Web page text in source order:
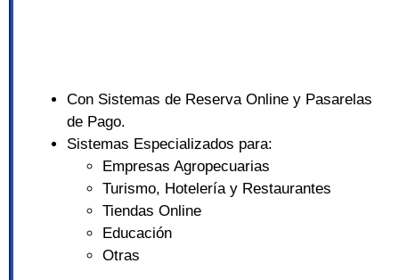
Con Sistemas de Reserva Online y Pasarelas
de Pago.
Sistemas Especializados para:
Empresas Agropecuarias
Turismo, Hotelería y Restaurantes
Tiendas Online
Educación
Otras